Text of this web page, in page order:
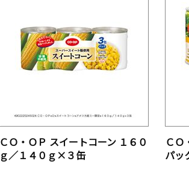
ＣＯ・ＯＰ スイートコーン １６０
ｇ／１４０ｇ×３缶
ＣＯ
パッ